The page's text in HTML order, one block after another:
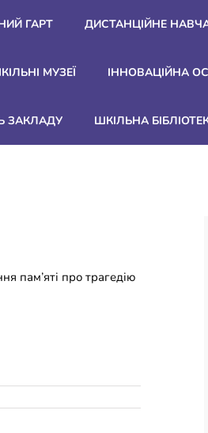
ГАРТ ДИСТАНЦІЙНЕ
МУЗЕЇ ІННОВАЦІЙНА
ЗАКЛАДУ ШКІЛЬНА
пам’яті про трагедію